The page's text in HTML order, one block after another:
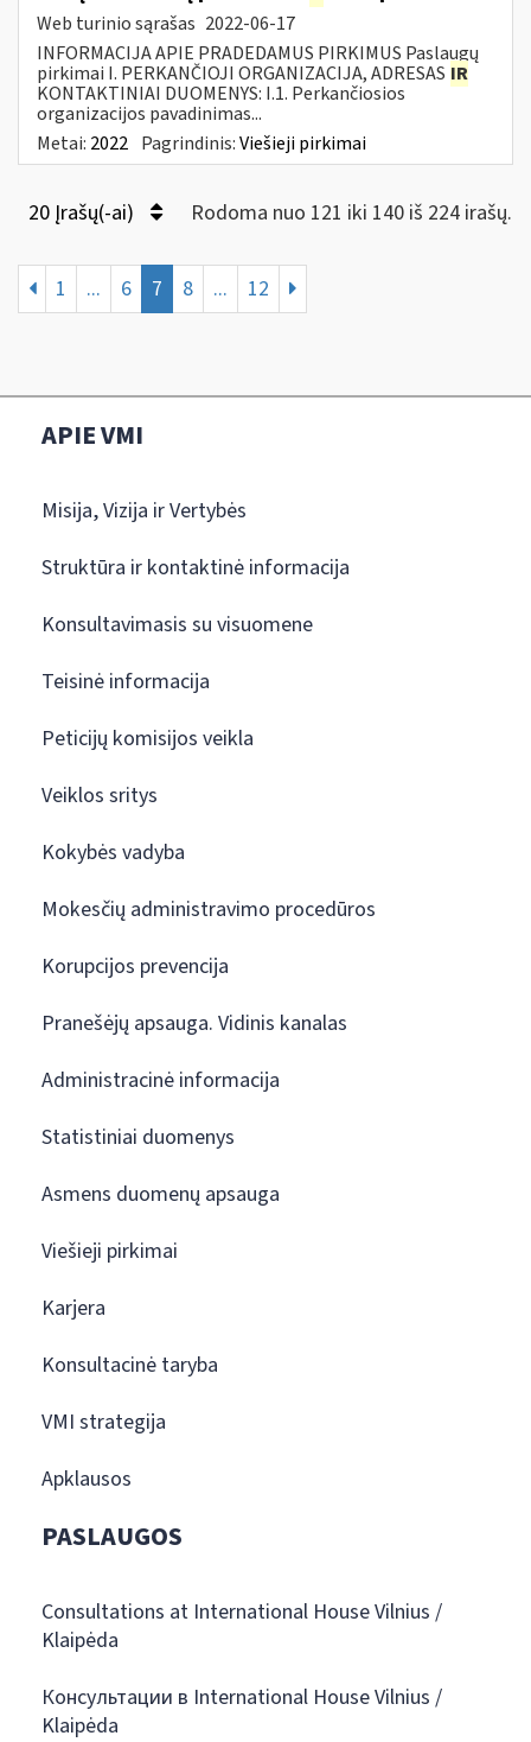
Web turinio sąrašas 2022-06-17
INFORMACIJA APIE PRADEDAMUS PIRKIMUS Paslaugų
pirkimai I. PERKANČIOJI ORGANIZACIJA, ADRESAS IR
KONTAKTINIAI DUOMENYS: I.1. Perkančiosios
organizacijos pavadinimas...
Metai: 2022 Pagrindinis:Viešieji pirkimai
20 Įrašų(-ai) Rodoma nuo 121 iki 140 iš 224 irašų.
1 ... 6 7 8 ... 12
APIE VMI
Misija, Vizija ir Vertybės
Struktūra ir kontaktinė informacija
Konsultavimasis su visuomene
Teisinė informacija
Peticijų komisijos veikla
Veiklos sritys
Kokybės vadyba
Mokesčių administravimo procedūros
Korupcijos prevencija
Pranešėjų apsauga. Vidinis kanalas
Administracinė informacija
Statistiniai duomenys
Asmens duomenų apsauga
Viešieji pirkimai
Karjera
Konsultacinė taryba
VMI strategija
Apklausos
PASLAUGOS
Consultations at International House Vilnius /
Klaipėda
Консультации в International House Vilnius /
Klaipėda